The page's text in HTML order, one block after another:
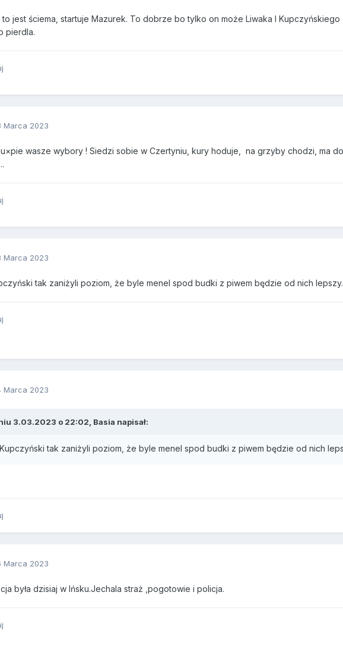
to jest ściema, startuje Mazurek. To dobrze bo tylko on może Liwaka I Kupczyńskiego
pierdla.
Marca 2023
wasze wybory ! Siedzi sobie w Czertyniu, kury hoduje, na grzyby chodzi, ma
Marca 2023
tak zaniżyli poziom, że byle menel spod budki z piwem będzie od nich lepszy.
Marca 2023
3.03.2023 o 22:02, Basia napisał:
tak zaniżyli poziom, że byle menel spod budki z piwem będzie od nich
Marca 2023
była dzisiaj w Ińsku.Jechala straż ,pogotowie i policja.